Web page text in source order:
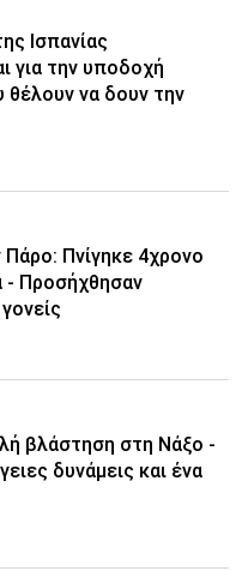
Ισπανίας
για την υποδοχή
να δουν την
Πνίγηκε 4χρονο
- Προσήχθησαν
βλάστηση στη Νάξο -
δυνάμεις και ένα